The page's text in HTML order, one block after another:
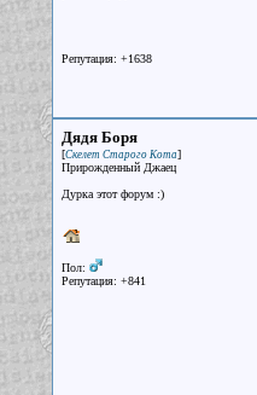
Репутация: +1638
Дядя Боря
[Скелет Старого Кота]
Прирожденный Джаец
Дурка этот форум :)
Пол:
Репутация: +841